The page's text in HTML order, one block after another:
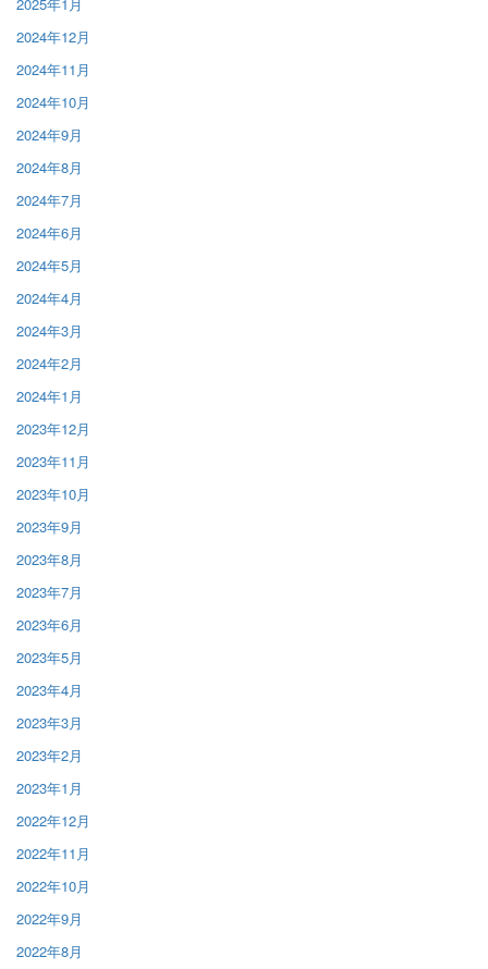
2024年12月
2024年11月
2024年10月
2024年9月
2024年8月
2024年7月
2024年6月
2024年5月
2024年4月
2024年3月
2024年2月
2024年1月
2023年12月
2023年11月
2023年10月
2023年9月
2023年8月
2023年7月
2023年6月
2023年5月
2023年4月
2023年3月
2023年2月
2023年1月
2022年12月
2022年11月
2022年10月
2022年9月
2022年8月